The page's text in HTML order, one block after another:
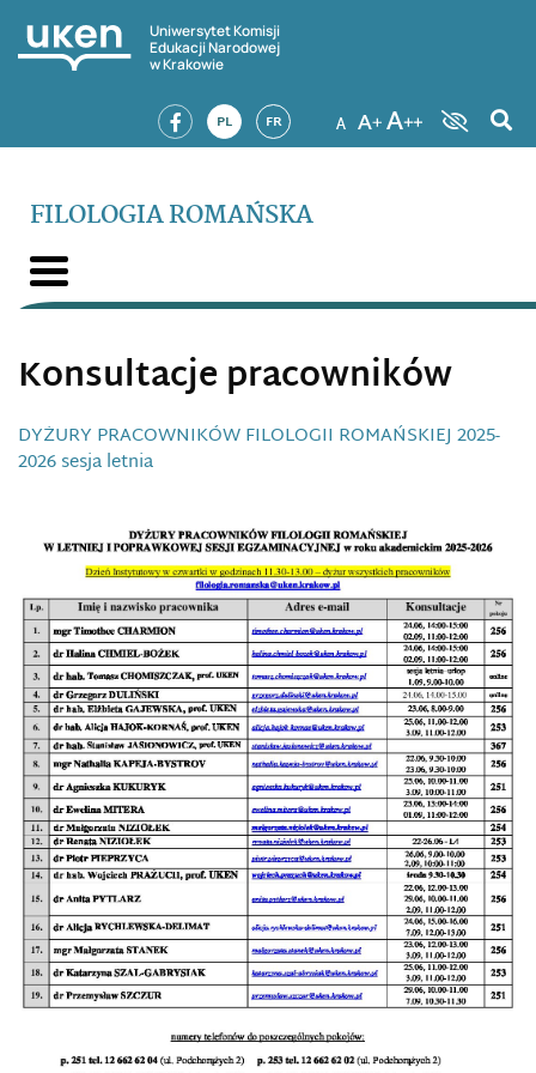
Uniwersytet Komisji
Edukacji Narodowej
w Krakowie
PL FR
FILOLOGIA ROMAŃSKA
Konsultacje pracowników
DYŻURY PRACOWNIKÓW FILOLOGII ROMAŃSKIEJ 2025-
2026 sesja letnia